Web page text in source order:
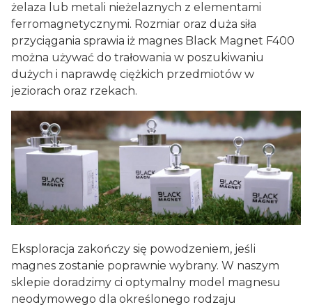
żelaza lub metali nieżelaznych z elementami
ferromagnetycznymi. Rozmiar oraz duża siła
przyciągania sprawia iż magnes Black Magnet F400
można używać do trałowania w poszukiwaniu
dużych i naprawdę ciężkich przedmiotów w
jeziorach oraz rzekach.
Eksploracja zakończy się powodzeniem, jeśli
magnes zostanie poprawnie wybrany. W naszym
sklepie doradzimy ci optymalny model magnesu
neodymowego dla określonego rodzaju